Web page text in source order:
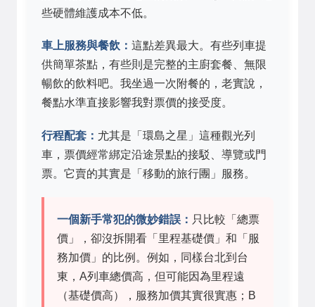
些硬體維護成本不低。
車上服務與餐飲： 這點差異最大。有些列車提
供簡單茶點，有些則是完整的主廚套餐、無限
暢飲的飲料吧。我坐過一次附餐的，老實說，
餐點水準直接影響我對票價的接受度。
行程配套： 尤其是「環島之星」這種觀光列
車，票價經常綁定沿途景點的接駁、導覽或門
票。它賣的其實是「移動的旅行團」服務。
一個新手常犯的微妙錯誤： 只比較「總票
價」，卻沒拆開看「里程基礎價」和「服
務加價」的比例。例如，同樣台北到台
東，A列車總價高，但可能因為里程遠
（基礎價高），服務加價其實很實惠；B